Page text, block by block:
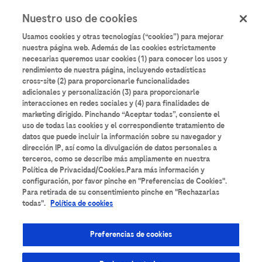
contenido
principal
User
account
menu
Iniciar sesión
AularioRoche
Todos los contenidos Anatomía Patológica
Área de Suero Bancos de Sangre Bioquímica
Cardiología Coagulación Diabetes
Nuestro uso de cookies
Usamos cookies y otras tecnologías (“cookies”) para mejorar
nuestra página web. Además de las cookies estrictamente
necesarias queremos usar cookies (1) para conocer los usos y
rendimiento de nuestra página, incluyendo estadísticas
cross-site (2) para proporcionarle funcionalidades
adicionales y personalización (3) para proporcionarle
interacciones en redes sociales y (4) para finalidades de
marketing dirigido. Pinchando “Aceptar todas”, consiente el
uso de todas las cookies y el correspondiente tratamiento de
datos que puede incluir la información sobre su navegador y
dirección IP, así como la divulgación de datos personales a
terceros, como se describe más ampliamente en nuestra
Política de Privacidad/Cookies.Para más información y
configuración, por favor pinche en "Preferencias de Cookies".
Para retirada de su consentimiento pinche en "Rechazarlas
todas". Política de cookies
Preferencias de cookies